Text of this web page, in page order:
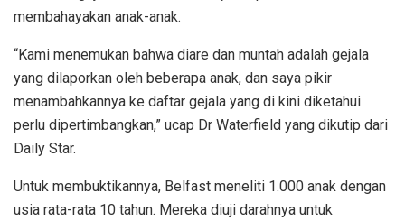
membahayakan anak-anak.
“Kami menemukan bahwa diare dan muntah adalah gejala
yang dilaporkan oleh beberapa anak, dan saya pikir
menambahkannya ke daftar gejala yang di kini diketahui
perlu dipertimbangkan,” ucap Dr Waterfield yang dikutip dari
Daily Star.
Untuk membuktikannya, Belfast meneliti 1.000 anak dengan
usia rata-rata 10 tahun. Mereka diuji darahnya untuk